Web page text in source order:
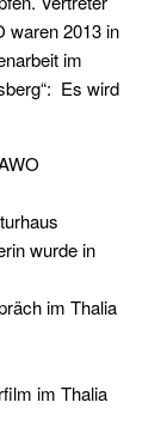
waren 2013 in
im
Es wird
wurde in
im Thalia
im Thalia